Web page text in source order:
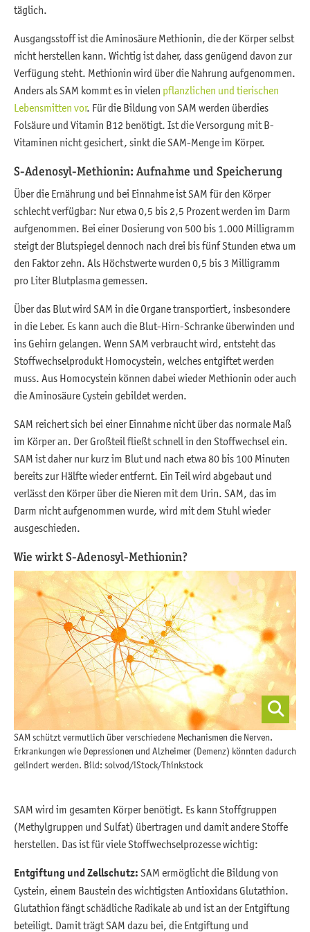
täglich.
Ausgangsstoff ist die Aminosäure Methionin, die der Körper selbst
nicht herstellen kann. Wichtig ist daher, dass genügend davon zur
Verfügung steht. Methionin wird über die Nahrung aufgenommen.
Anders als SAM kommt es in vielen pflanzlichen und tierischen
Lebensmitten vor. Für die Bildung von SAM werden überdies
Folsäure und Vitamin B12 benötigt. Ist die Versorgung mit B-
Vitaminen nicht gesichert, sinkt die SAM-Menge im Körper.
S-Adenosyl-Methionin: Aufnahme und Speicherung
Über die Ernährung und bei Einnahme ist SAM für den Körper
schlecht verfügbar: Nur etwa 0,5 bis 2,5 Prozent werden im Darm
aufgenommen. Bei einer Dosierung von 500 bis 1.000 Milligramm
steigt der Blutspiegel dennoch nach drei bis fünf Stunden etwa um
den Faktor zehn. Als Höchstwerte wurden 0,5 bis 3 Milligramm
pro Liter Blutplasma gemessen.
Über das Blut wird SAM in die Organe transportiert, insbesondere
in die Leber. Es kann auch die Blut-Hirn-Schranke überwinden und
ins Gehirn gelangen. Wenn SAM verbraucht wird, entsteht das
Stoffwechselprodukt Homocystein, welches entgiftet werden
muss. Aus Homocystein können dabei wieder Methionin oder auch
die Aminosäure Cystein gebildet werden.
SAM reichert sich bei einer Einnahme nicht über das normale Maß
im Körper an. Der Großteil fließt schnell in den Stoffwechsel ein.
SAM ist daher nur kurz im Blut und nach etwa 80 bis 100 Minuten
bereits zur Hälfte wieder entfernt. Ein Teil wird abgebaut und
verlässt den Körper über die Nieren mit dem Urin. SAM, das im
Darm nicht aufgenommen wurde, wird mit dem Stuhl wieder
ausgeschieden.
Wie wirkt S-Adenosyl-Methionin?
SAM schützt vermutlich über verschiedene Mechanismen die Nerven.
Erkrankungen wie Depressionen und Alzheimer (Demenz) könnten dadurch
gelindert werden. Bild: solvod/iStock/Thinkstock
SAM wird im gesamten Körper benötigt. Es kann Stoffgruppen
(Methylgruppen und Sulfat) übertragen und damit andere Stoffe
herstellen. Das ist für viele Stoffwechselprozesse wichtig:
Entgiftung und Zellschutz: SAM ermöglicht die Bildung von
Cystein, einem Baustein des wichtigsten Antioxidans Glutathion.
Glutathion fängt schädliche Radikale ab und ist an der Entgiftung
beteiligt. Damit trägt SAM dazu bei, die Entgiftung und